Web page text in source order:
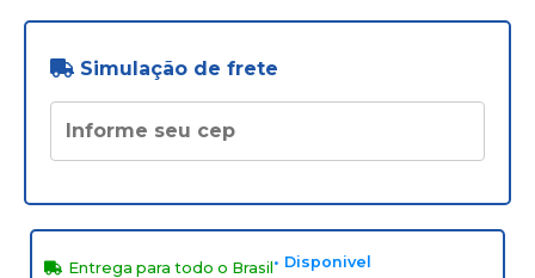
Simulação de frete
Entrega para todo o Brasil • Disponivel